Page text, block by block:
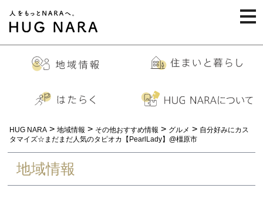
HUG NARA > 地域情報 > その他おすすめ情報 > グルメ > 自分好みにカス
タマイズ☆まだまだ人気のタピオカ【PearlLady】@橿原市
地域情報